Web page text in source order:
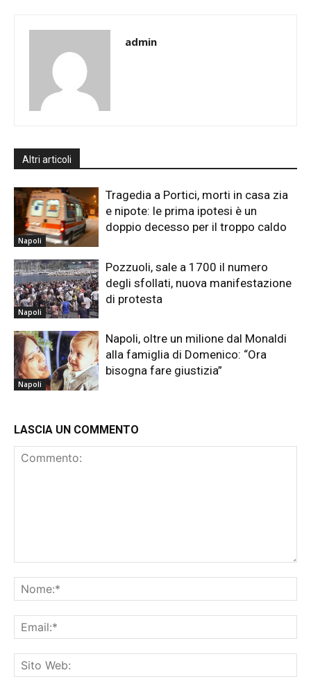
admin
Altri articoli
Napoli
Tragedia a Portici, morti in casa zia
e nipote: le prima ipotesi è un
doppio decesso per il troppo caldo
Napoli
Pozzuoli, sale a 1700 il numero
degli sfollati, nuova manifestazione
di protesta
Napoli
Napoli, oltre un milione dal Monaldi
alla famiglia di Domenico: “Ora
bisogna fare giustizia”
LASCIA UN COMMENTO